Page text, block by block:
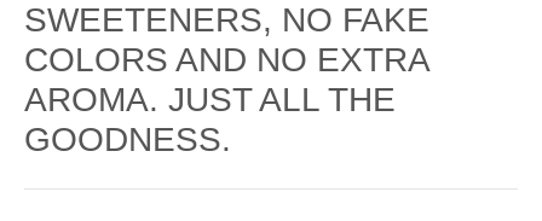
SWEETENERS, NO FAKE
COLORS AND NO EXTRA
AROMA. JUST ALL THE
GOODNESS.